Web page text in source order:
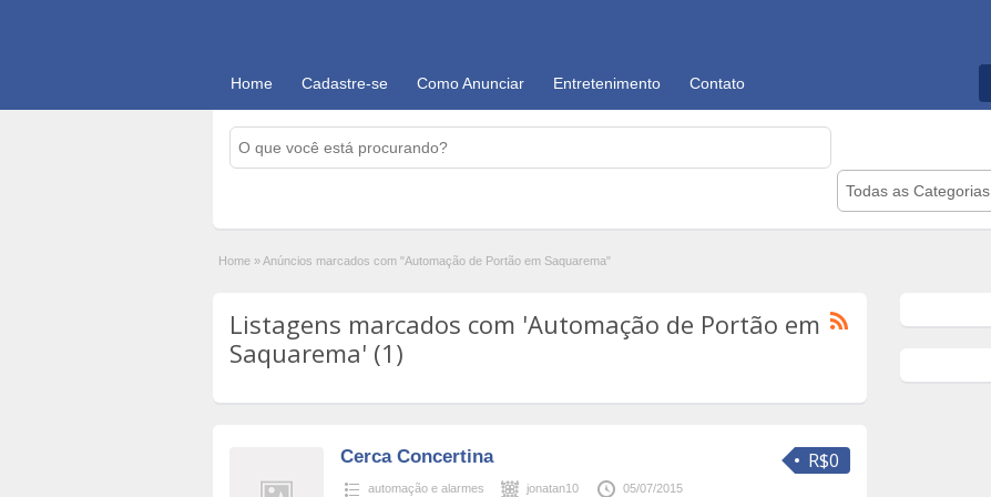
Home Cadastre-se Como Anunciar Entretenimento Contato
Todas as Categorias
Home »Anúncios marcados com "Automação de Portão em Saquarema"
Listagens marcados com 'Automação de Portão em
Saquarema' (1)
R$0
Cerca Concertina
automação e alarmes jonatan10 05/07/2015